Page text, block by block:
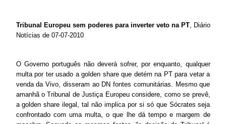
Tribunal Europeu sem poderes para inverter veto na PT, Diário
Notícias de 07-07-2010
O Governo português não deverá sofrer, por enquanto, qualquer
multa por ter usado a golden share que detém na PT para vetar a
venda da Vivo, disseram ao DN fontes comunitárias. Mesmo que
amanhã o Tribunal de Justiça Europeu considere, como se prevê,
a golden share ilegal, tal não implica por si só que Sócrates seja
confrontado com uma multa, o que lhe dá tempo e margem de